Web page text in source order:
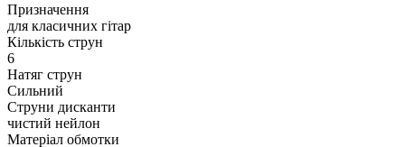
Призначення
для класичних гітар
Кількість струн
6
Натяг струн
Сильний
Струни дисканти
чистий нейлон
Матеріал обмотки